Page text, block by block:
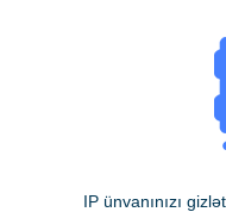
IP ünvanınızı